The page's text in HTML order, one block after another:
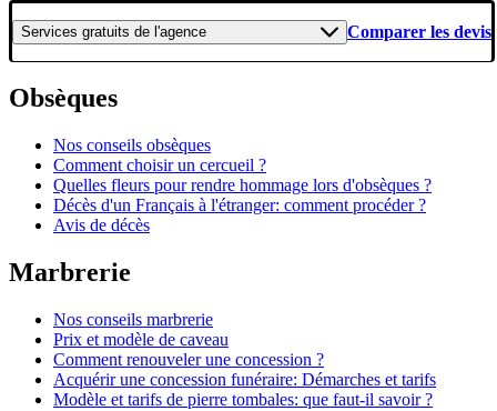
Services gratuits de l'agence Comparer les devis
Obsèques
Nos conseils obsèques
Comment choisir un cercueil ?
Quelles fleurs pour rendre hommage lors d'obsèques ?
Décès d'un Français à l'étranger: comment procéder ?
Avis de décès
Marbrerie
Nos conseils marbrerie
Prix et modèle de caveau
Comment renouveler une concession ?
Acquérir une concession funéraire: Démarches et tarifs
Modèle et tarifs de pierre tombales: que faut-il savoir ?